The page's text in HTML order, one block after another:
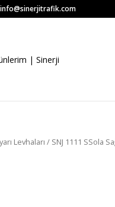
info@sinerjitrafik.com
Levhaları / SNJ 1111 SSola